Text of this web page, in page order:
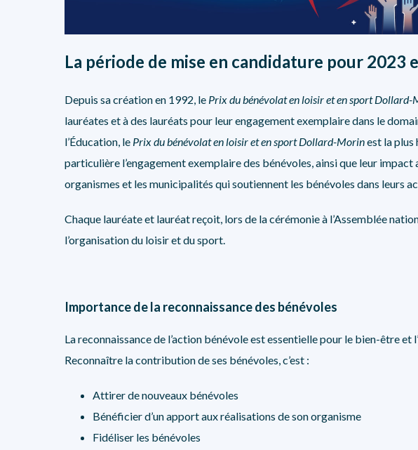
La période de mise en candidature pour 2023
Depuis sa création en 1992, le Prix du bénévolat en loisir et en sport Dollard-
lauréates et à des lauréats pour leur engagement exemplaire dans le
l’Éducation, le Prix du bénévolat en loisir et en sport Dollard-Morinest la plus
particulière l’engagement exemplaire des bénévoles, ainsi que leur
organismes et les municipalités qui soutiennent les bénévoles dans leurs
Chaque lauréate et lauréat reçoit, lors de la cérémonie à l’Assemblée
l’organisation du loisir et du sport.
Importance de la reconnaissance des bénévoles
La reconnaissance de l’action bénévole est essentielle pour le bien-être
Reconnaître la contribution de ses bénévoles, c’est :
Attirer de nouveaux bénévoles
Bénéficier d’un apport aux réalisations de son organisme
Fidéliser les bénévoles